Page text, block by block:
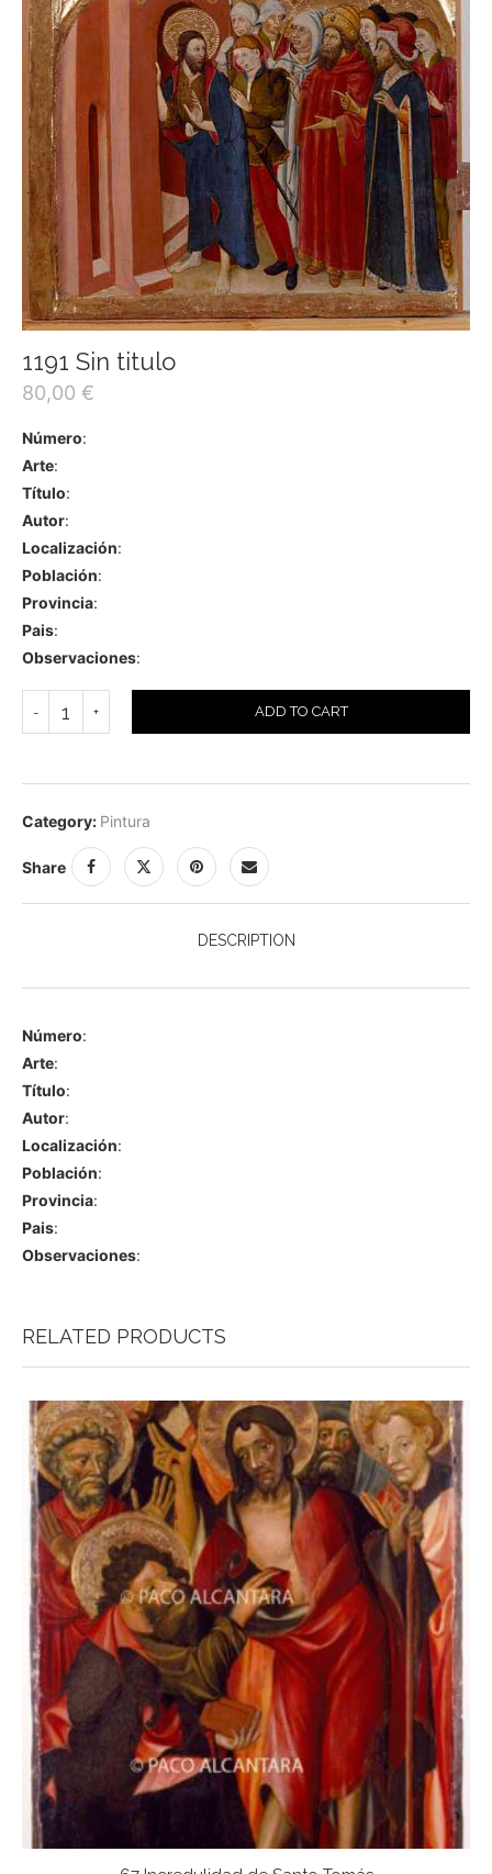
1191 Sin titulo
80,00 €
Número:
Arte:
Título:
Autor:
Localización:
Población:
Provincia:
Pais:
Observaciones:
ADD TO CART
Category: Pintura
Share
DESCRIPTION
Número:
Arte:
Título:
Autor:
Localización:
Población:
Provincia:
Pais:
Observaciones:
RELATED PRODUCTS